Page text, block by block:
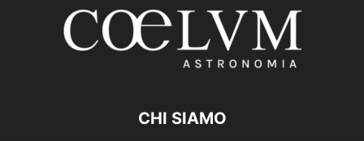
CHI SIAMO